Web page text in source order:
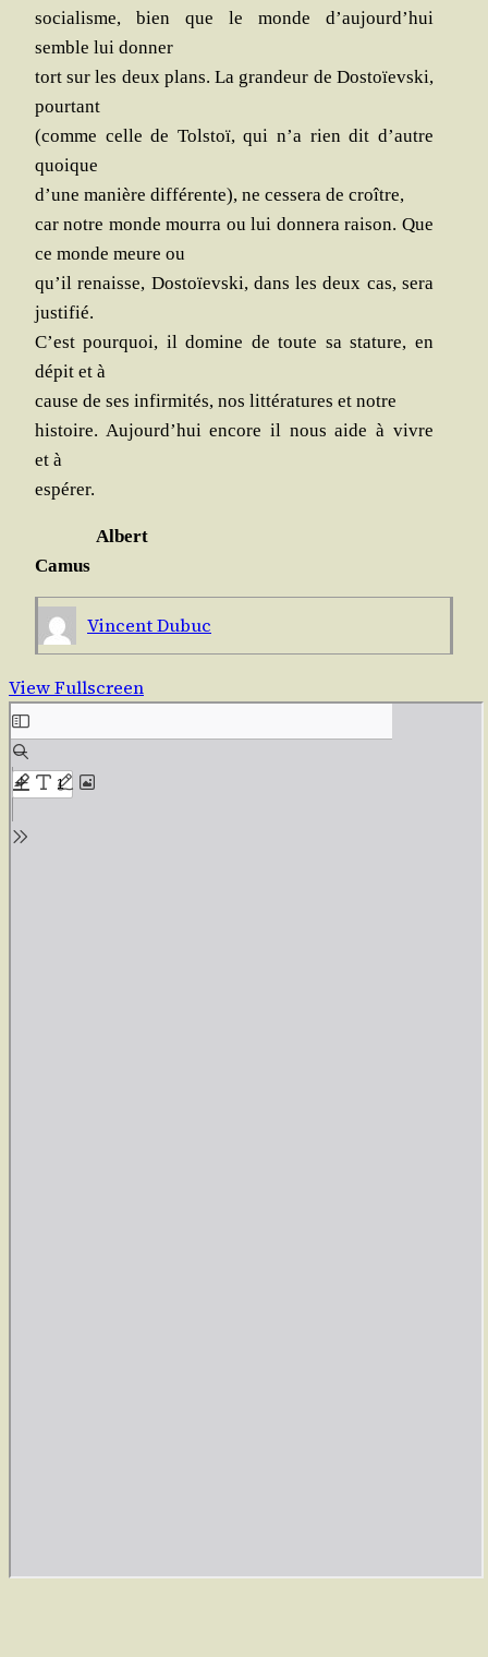
socia­lisme, bien que le monde d’aujourd’hui
semble lui donner
tort sur les deux plans. La gran­deur de Dos­toïevs­ki,
pourtant
(comme celle de Tol­stoï, qui n’a rien dit d’autre
quoique
d’une manière dif­fé­rente), ne ces­se­ra de croître,
car notre monde mour­ra ou lui don­ne­ra rai­son. Que
ce monde meure ou
qu’il renaisse, Dos­toïevs­ki, dans les deux cas, sera
justifié.
C’est pour­quoi, il domine de toute sa sta­ture, en
dépit et à
cause de ses infir­mi­tés, nos lit­té­ra­tures et notre
his­toire. Aujourd’hui encore il nous aide à vivre
et à
espérer.
Albert
Camus
Vincent Dubuc
View Fullscreen